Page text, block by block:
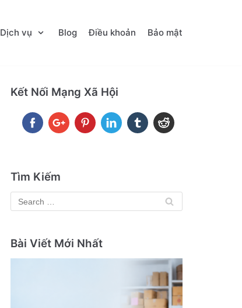
Dịch vụ Blog Điều khoản Bảo mật
Kết Nối Mạng Xã Hội
Tìm Kiếm
Bài Viết Mới Nhất